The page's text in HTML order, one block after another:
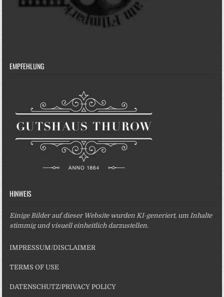
EMPFEHLUNG
HINWEIS
Einige Bilder auf dieser Website wurden KI-generiert, um Inhalte
stimmig und visuell einheitlich darzustellen.
IMPRESSUM/DISCLAIMER
TERMS OF USE
DATENSCHUTZ/PRIVACY POLICY